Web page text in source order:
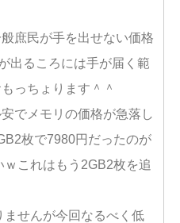
庶民が手を出せない価格
出るころには手が届く範
っちょります＾＾
でメモリの価格が急落し
枚で7980円だったのが
これはもう2GB2枚を追
せんが今回なるべく低